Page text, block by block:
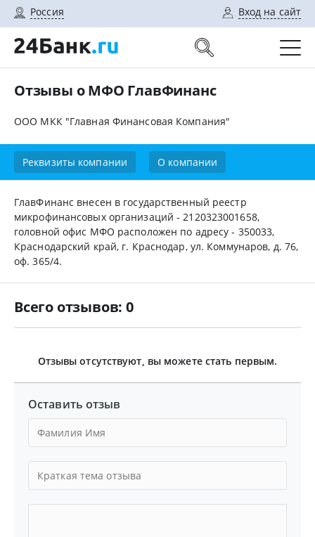
Россия Вход на сайт
Отзывы о МФО ГлавФинанс
ООО МКК "Главная Финансовая Компания"
Реквизиты компании О компании
ГлавФинанс внесен в государственный реестр
микрофинансовых организаций - 2120323001658,
головной офис МФО расположен по адресу - 350033,
Краснодарский край, г. Краснодар, ул. Коммунаров, д. 76,
оф. 365/4.
Всего отзывов: 0
Отзывы отсутствуют, вы можете стать первым.
Оставить отзыв